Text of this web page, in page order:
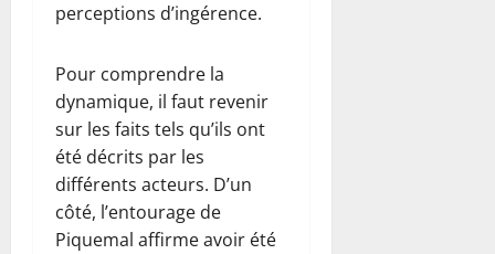
perceptions d’ingérence.
Pour comprendre la
dynamique, il faut revenir
sur les faits tels qu’ils ont
été décrits par les
différents acteurs. D’un
côté, l’entourage de
Piquemal affirme avoir été